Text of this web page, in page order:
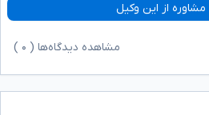
از این وکیل
مشاهده دیدگاه‌ها ( ۰